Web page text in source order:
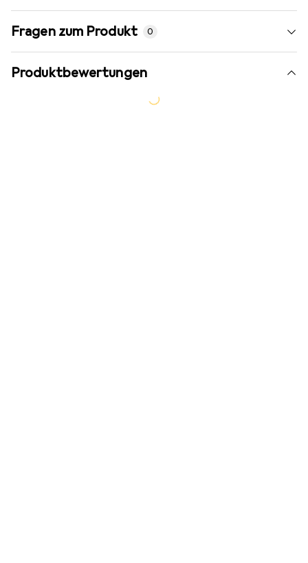
Fragen zum Produkt 0
Produktbewertungen